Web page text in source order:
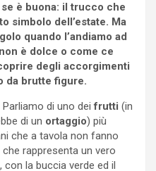
è buona: il trucco che
simbolo dell’estate. Ma
quando l’andiamo ad
è dolce o come ce
degli accorgimenti
da brutte figure.
Parliamo di uno deifrutti (in
di un ortaggio) più
che a tavola non fanno
rappresenta un vero
, con la buccia verde ed il